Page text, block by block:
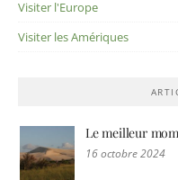
Visiter l'Europe
Visiter les Amériques
Le meilleur
16 octobre 2024